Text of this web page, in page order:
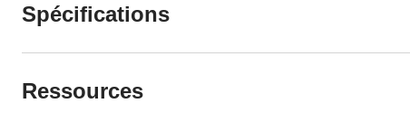
Spécifications
Ressources